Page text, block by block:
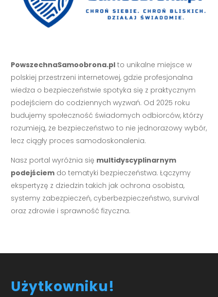
PowszechnaSamoobrona.pl to unikalne miejsce w
polskiej przestrzeni internetowej, gdzie profesjonalna
wiedza o bezpieczeństwie spotyka się z praktycznym
podejściem do codziennych wyzwań. Od 2025 roku
budujemy społeczność świadomych odbiorców, którzy
rozumieją, że bezpieczeństwo to nie jednorazowy wybór,
lecz ciągły proces samodoskonalenia.
Nasz portal wyróżnia się multidyscyplinarnym
podejściem do tematyki bezpieczeństwa. Łączymy
ekspertyzę z dziedzin takich jak ochrona osobista,
systemy zabezpieczeń, cyberbezpieczeństwo, survival
oraz zdrowie i sprawność fizyczna.
Użytkowniku!